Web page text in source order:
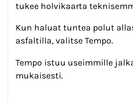
tukee holvikaarta
Kun haluat tuntea polut
asfaltilla, valitse Tempo.
Tempo istuu useimmille
mukaisesti.